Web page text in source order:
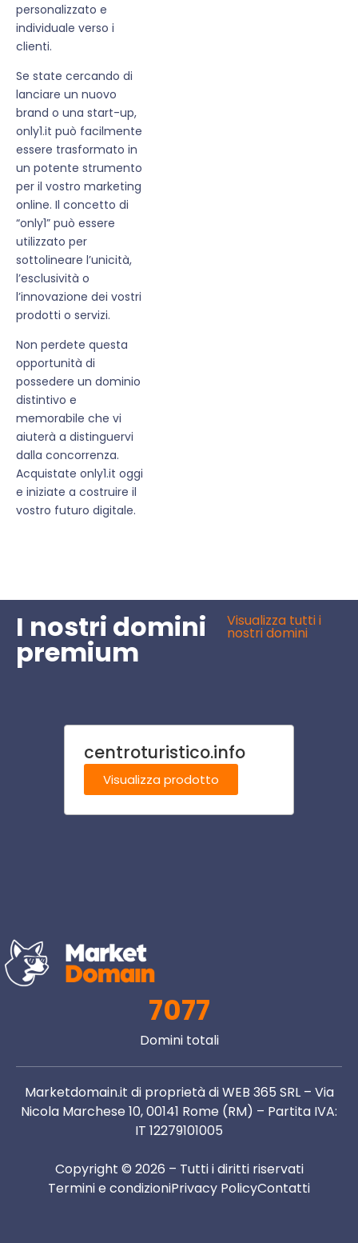
personalizzato e
individuale verso i
clienti.
Se state cercando di
lanciare un nuovo
brand o una start-up,
only1.it può facilmente
essere trasformato in
un potente strumento
per il vostro marketing
online. Il concetto di
“only1” può essere
utilizzato per
sottolineare l’unicità,
l’esclusività o
l’innovazione dei vostri
prodotti o servizi.
Non perdete questa
opportunità di
possedere un dominio
distintivo e
memorabile che vi
aiuterà a distinguervi
dalla concorrenza.
Acquistate only1.it oggi
e iniziate a costruire il
vostro futuro digitale.
I nostri domini
premium
Visualizza tutti i
nostri domini
centroturistico.info
Visualizza prodotto
7077
Domini totali
Marketdomain.it di proprietà di WEB 365 SRL – Via
Nicola Marchese 10, 00141 Rome (RM) – Partita IVA:
IT 12279101005
Copyright © 2026 – Tutti i diritti riservati
Termini e condizioniPrivacy PolicyContatti